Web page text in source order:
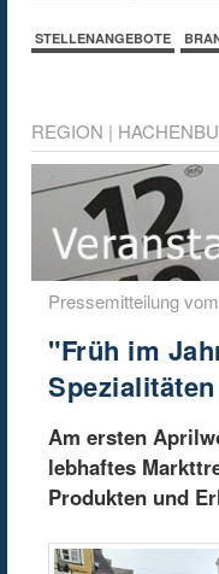
STELLENANGEBOTE
REGION |
Pressemitteilung
"Früh im
Am ersten
lebhaftes
Produkten und